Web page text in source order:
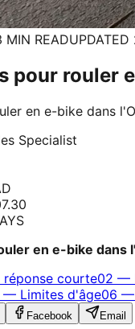
MIN READ
pour rouler
en e-bike dans
Specialist
en e-bike
réponse courte02 —
— Limites d'âge06 —
Facebook Email